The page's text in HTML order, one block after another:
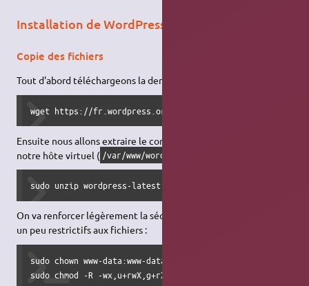
Installation de WordPress
Copie des fichiers
Tout d'​abord téléchargeons la dernière version de WordPress :
wget https://fr.wordpress.org/wordpress-latest-fr_FR.zip
Ensuite nous allons extraire le contenu du zip à la racine de
notre hôte virtuel ( /var/www/wordpress
sudo unzip wordpress-latest-fr_FR.zip -d /var/www
On va renforcer légèrement la sécurité en attribuant des
un peu restrictifs aux fichiers :
sudo chown www-data:www-data /var/www/wordpress -R
sudo chmod -R -wx,u+rwX,g+rX,o+rX /var/www/wordpress